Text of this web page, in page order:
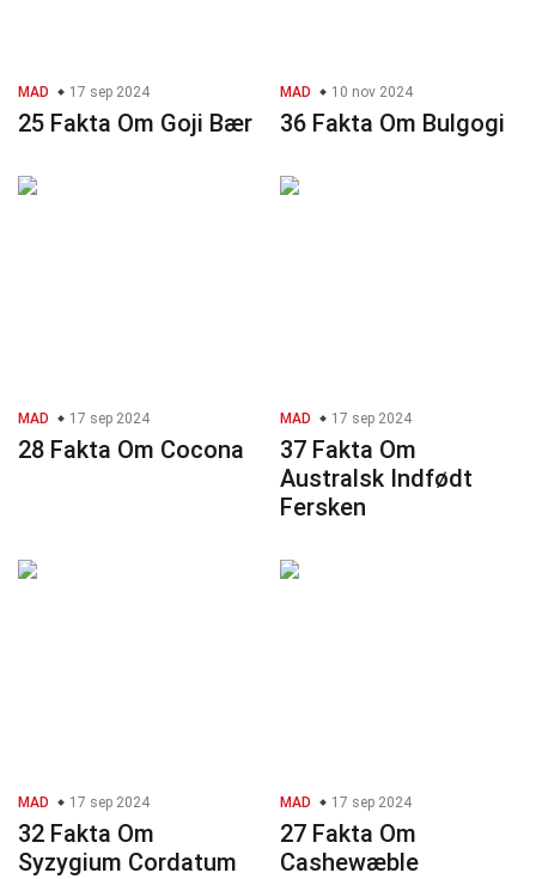
MAD 17 sep 2024
25 Fakta Om Goji Bær
MAD 10 nov 2024
36 Fakta Om Bulgogi
MAD 17 sep 2024
28 Fakta Om Cocona
MAD 17 sep 2024
37 Fakta Om
Australsk Indfødt
Fersken
MAD 17 sep 2024
32 Fakta Om
Syzygium Cordatum
MAD 17 sep 2024
27 Fakta Om
Cashewæble